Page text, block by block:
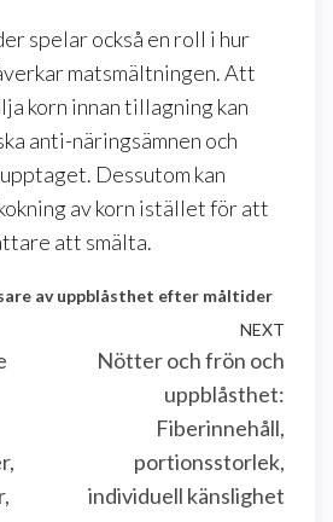
spelar också en roll i hur
matsmältningen. Att
korn innan tillagning kan
anti-näringsämnen och
Dessutom kan
av korn istället för att
att smälta.
av uppblåsthet efter måltider
NEXT
Nötter och frön och
uppblåsthet:
Fiberinnehåll,
portionsstorlek,
individuell känslighet